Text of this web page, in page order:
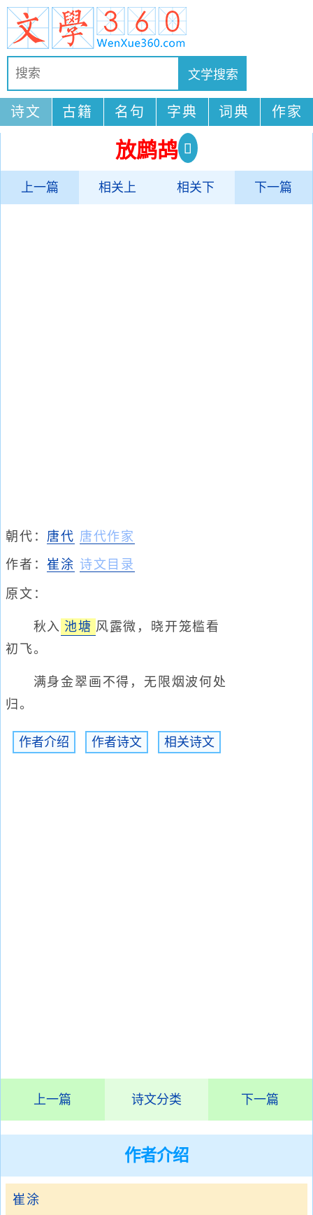
诗文 古籍 名句 字典 词典 作家
放鹧鸪
上一篇 相关上 相关下 下一篇
朝代： 唐代 唐代作家
作者：崔涂 诗文目录
原文：
秋入 池塘 风露微，晓开笼槛看
初飞。
满身金翠画不得，无限烟波何处
归。
作者介绍 作者诗文 相关诗文
上一篇 诗文分类 下一篇
作者介绍
崔涂